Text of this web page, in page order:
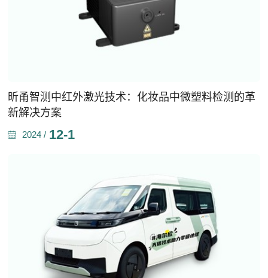
昕甬智测中红外激光技术：化妆品中微塑料检测的革
新解决方案
2024 / 12-1